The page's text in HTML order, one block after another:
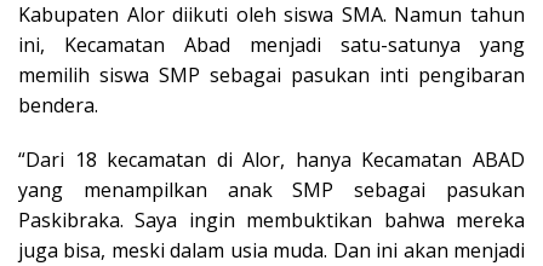
Kabupaten Alor diikuti oleh siswa SMA. Namun tahun
ini, Kecamatan Abad menjadi satu-satunya yang
memilih siswa SMP sebagai pasukan inti pengibaran
bendera.
“Dari 18 kecamatan di Alor, hanya Kecamatan ABAD
yang menampilkan anak SMP sebagai pasukan
Paskibraka. Saya ingin membuktikan bahwa mereka
juga bisa, meski dalam usia muda. Dan ini akan menjadi